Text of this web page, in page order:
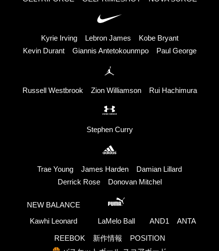
Kyrie Irving Lebron James
Kobe Bryant
Kevin Durant
Giannis Antetokounmpo Paul George
Russell Westbrook Zion Williamson Rui Hachimura
Stephen Curry
Trae Young James Harden
Damian Lillard
Derrick Rose
Donovan Mitchel
NEW BALANCE
Kawhi Leonard LaMelo Ball AND1 ANTA
REEBOK 新作情報
POSITION